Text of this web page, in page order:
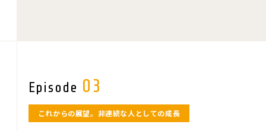
Episode 03
これからの展望。非連続な人としての成長